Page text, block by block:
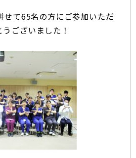
せて65名の方にご参加いただ
ございました！